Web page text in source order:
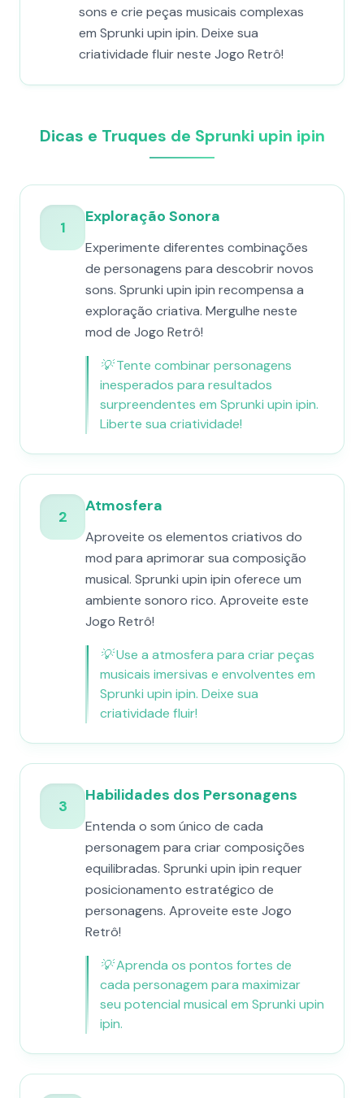
sons e crie peças musicais complexas
em Sprunki upin ipin. Deixe sua
criatividade fluir neste Jogo Retrô!
Dicas e Truques de Sprunki upin ipin
1
Exploração Sonora
Experimente diferentes combinações
de personagens para descobrir novos
sons. Sprunki upin ipin recompensa a
exploração criativa. Mergulhe neste
mod de Jogo Retrô!
💡Tente combinar personagens
inesperados para resultados
surpreendentes em Sprunki upin ipin.
Liberte sua criatividade!
2
Atmosfera
Aproveite os elementos criativos do
mod para aprimorar sua composição
musical. Sprunki upin ipin oferece um
ambiente sonoro rico. Aproveite este
Jogo Retrô!
💡Use a atmosfera para criar peças
musicais imersivas e envolventes em
Sprunki upin ipin. Deixe sua
criatividade fluir!
3
Habilidades dos Personagens
Entenda o som único de cada
personagem para criar composições
equilibradas. Sprunki upin ipin requer
posicionamento estratégico de
personagens. Aproveite este Jogo
Retrô!
💡Aprenda os pontos fortes de
cada personagem para maximizar
seu potencial musical em Sprunki upin
ipin.